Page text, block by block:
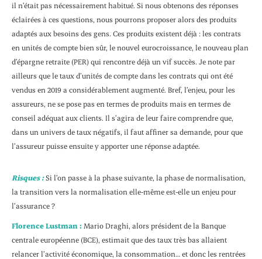
il n’était pas nécessairement habitué. Si nous obtenons des réponses
éclairées à ces questions, nous pourrons proposer alors des produits
adaptés aux besoins des gens. Ces produits existent déjà : les contrats
en unités de compte bien sûr, le nouvel eurocroissance, le nouveau plan
d’épargne retraite (PER) qui rencontre déjà un vif succès. Je note par
ailleurs que le taux d’unités de compte dans les contrats qui ont été
vendus en 2019 a considérablement augmenté. Bref, l’enjeu, pour les
assureurs, ne se pose pas en termes de produits mais en termes de
conseil adéquat aux clients. Il s’agira de leur faire comprendre que,
dans un univers de taux négatifs, il faut affiner sa demande, pour que
l’assureur puisse ensuite y apporter une réponse adaptée.
Risques :Si l’on passe à la phase suivante, la phase de normalisation,
la transition vers la normalisation elle-même est-elle un enjeu pour
l’assurance ?
Florence Lustman : Mario Draghi, alors président de la Banque
centrale européenne (BCE), estimait que des taux très bas allaient
relancer l’activité économique, la consommation… et donc les rentrées